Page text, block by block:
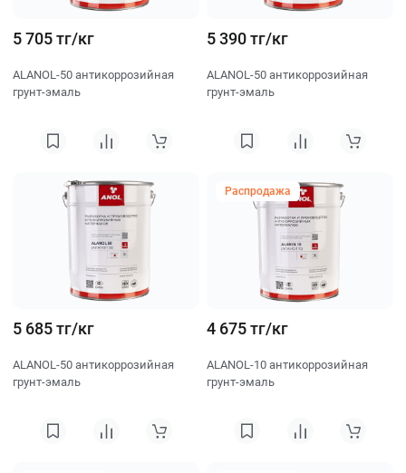
5 705 тг/кг
ALANOL-50 антикоррозийная
грунт-эмаль
5 390 тг/кг
ALANOL-50 антикоррозийная
грунт-эмаль
5 685 тг/кг
ALANOL-50 антикоррозийная
грунт-эмаль
Распродажа
4 675 тг/кг
ALANOL-10 антикоррозийная
грунт-эмаль